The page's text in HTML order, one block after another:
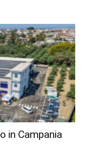
in Campania